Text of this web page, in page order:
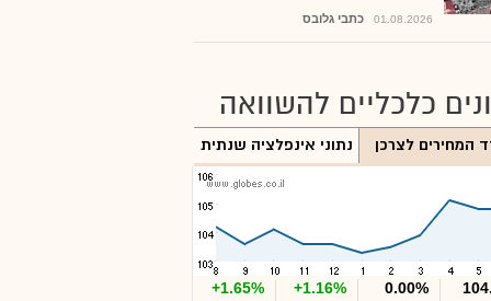
01.08.2026 כתבי גלובס
כלכליים להשוואה
המחירים לצרכן נתוני אינפלציה שנתית
0.00%
+1.16%
+1.65%